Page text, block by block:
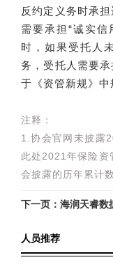
反约定义务时承
需要承担“诚实
时，如果受托人
务，受托人需要
于《资管新规》中
注释：
1.协会官网未披露
此处2021年保险资
会披露的历年累计
下一页：海润天睿数
人员推荐